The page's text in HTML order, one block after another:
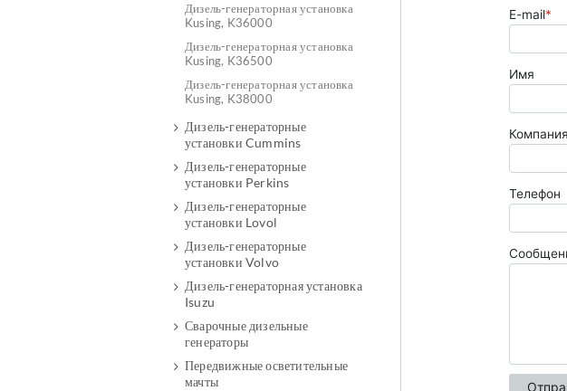
Дизель-генераторная установка
Kusing, K36000
Дизель-генераторная установка
Kusing, K36500
Дизель-генераторная установка
Kusing, K38000
Дизель-генераторные
установки Cummins
Дизель-генераторные
установки Perkins
Дизель-генераторные
установки Lovol
Дизель-генераторные
установки Volvo
Дизель-генераторная установка
Isuzu
Сварочные дизельные
генераторы
Передвижные осветительные
мачты